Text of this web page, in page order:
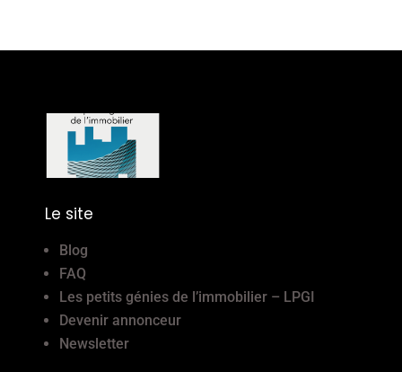
Le site
Blog
FAQ
Les petits génies de l’immobilier – LPGI
Devenir annonceur
Newsletter